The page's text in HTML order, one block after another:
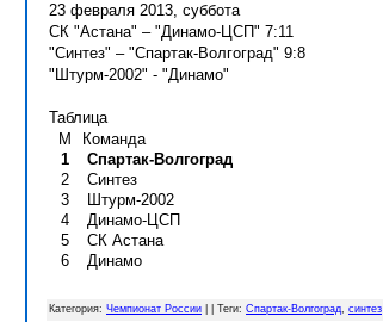
23 февраля 2013, суббота
СК "Астана" – "Динамо-ЦСП" 7:11
"Синтез" – "Спартак-Волгоград" 9:8
"Штурм-2002" - "Динамо"
Таблица
М
Команда
1
Спартак-Волгоград
2
Синтез
3
Штурм-2002
4
Динамо-ЦСП
5
СК Астана
6
Динамо
Категория: Чемпионат России Теги: Спартак-Волгоград, синтез